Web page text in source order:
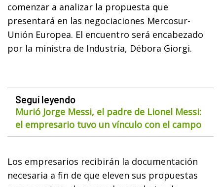
comenzar a analizar la propuesta que
presentará en las negociaciones Mercosur-
Unión Europea. El encuentro será encabezado
por la ministra de Industria, Débora Giorgi.
Seguí leyendo
Murió Jorge Messi, el padre de Lionel Messi:
el empresario tuvo un vínculo con el campo
Los empresarios recibirán la documentación
necesaria a fin de que eleven sus propuestas